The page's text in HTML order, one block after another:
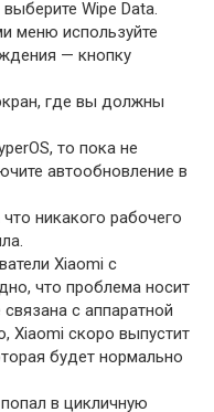
Wipe Data.
меню используйте
— кнопку
где вы должны
то пока не
автообновление в
никакого рабочего
Xiaomi с
что проблема носит
с аппаратной
Xiaomi скоро выпустит
будет нормально
в цикличную